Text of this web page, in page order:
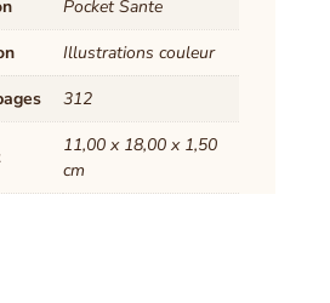
Pocket Sante
Illustrations couleur
312
11,00 x 18,00 x 1,50
cm